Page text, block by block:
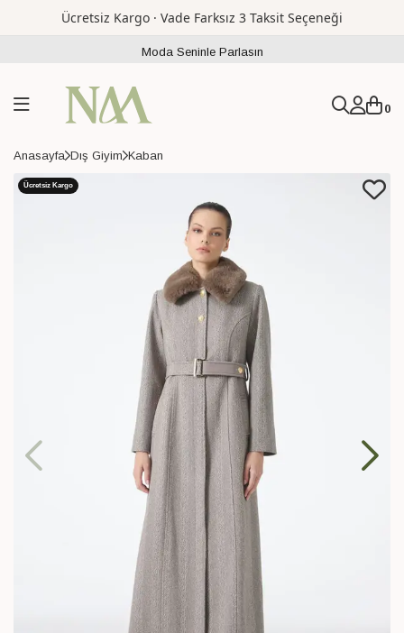
Ücretsiz Kargo · Vade Farksız 3 Taksit Seçeneği
Moda Seninle Parlasın
0
Anasayfa Dış Giyim Kaban
Ücretsiz Kargo